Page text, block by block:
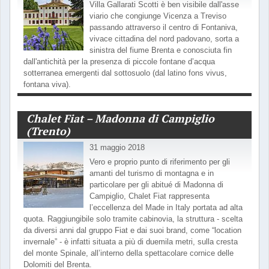
Villa Gallarati Scotti è ben visibile dall'asse
viario che congiunge Vicenza a Treviso
passando attraverso il centro di Fontaniva,
vivace cittadina del nord padovano, sorta a
sinistra del fiume Brenta e conosciuta fin
dall'antichità per la presenza di piccole fontane d’acqua
sotterranea emergenti dal sottosuolo (dal latino fons vivus,
fontana viva).
Chalet Fiat – Madonna di Campiglio
(Trento)
31 maggio 2018
Vero e proprio punto di riferimento per gli
amanti del turismo di montagna e in
particolare per gli abitué di Madonna di
Campiglio, Chalet Fiat rappresenta
l’eccellenza del Made in Italy portata ad alta
quota. Raggiungibile solo tramite cabinovia, la struttura - scelta
da diversi anni dal gruppo Fiat e dai suoi brand, come “location
invernale” - è infatti situata a più di duemila metri, sulla cresta
del monte Spinale, all’interno della spettacolare cornice delle
Dolomiti del Brenta.